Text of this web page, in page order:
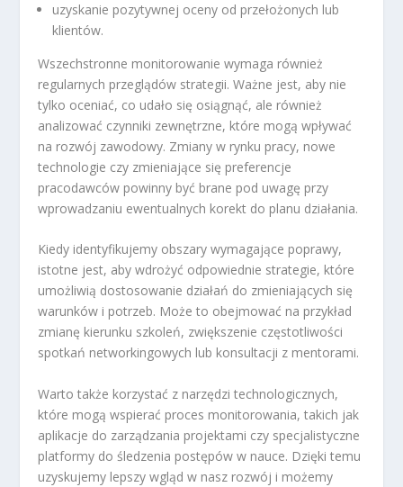
uzyskanie pozytywnej oceny od przełożonych lub
klientów.
Wszechstronne monitorowanie wymaga również
regularnych przeglądów strategii. Ważne jest, aby nie
tylko oceniać, co udało się osiągnąć, ale również
analizować czynniki zewnętrzne, które mogą wpływać
na rozwój zawodowy. Zmiany w rynku pracy, nowe
technologie czy zmieniające się preferencje
pracodawców powinny być brane pod uwagę przy
wprowadzaniu ewentualnych korekt do planu działania.
Kiedy identyfikujemy obszary wymagające poprawy,
istotne jest, aby wdrożyć odpowiednie strategie, które
umożliwią dostosowanie działań do zmieniających się
warunków i potrzeb. Może to obejmować na przykład
zmianę kierunku szkoleń, zwiększenie częstotliwości
spotkań networkingowych lub konsultacji z mentorami.
Warto także korzystać z narzędzi technologicznych,
które mogą wspierać proces monitorowania, takich jak
aplikacje do zarządzania projektami czy specjalistyczne
platformy do śledzenia postępów w nauce. Dzięki temu
uzyskujemy lepszy wgląd w nasz rozwój i możemy